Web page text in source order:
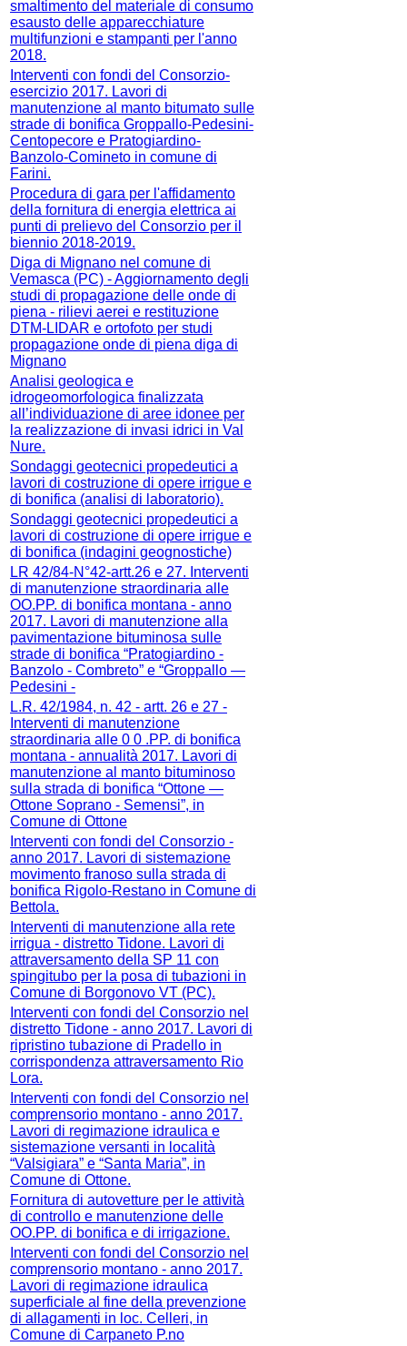
smaltimento del materiale di consumo
esausto delle apparecchiature
multifunzioni e stampanti per l'anno
2018.
Interventi con fondi del Consorzio-
esercizio 2017. Lavori di
manutenzione al manto bitumato sulle
strade di bonifica Groppallo-Pedesini-
Centopecore e Pratogiardino-
Banzolo-Comineto in comune di
Farini.
Procedura di gara per l'affidamento
della fornitura di energia elettrica ai
punti di prelievo del Consorzio per il
biennio 2018-2019.
Diga di Mignano nel comune di
Vemasca (PC) - Aggiornamento degli
studi di propagazione delle onde di
piena - rilievi aerei e restituzione
DTM-LIDAR e ortofoto per studi
propagazione onde di piena diga di
Mignano
Analisi geologica e
idrogeomorfologica finalizzata
all’individuazione di aree idonee per
la realizzazione di invasi idrici in Val
Nure.
Sondaggi geotecnici propedeutici a
lavori di costruzione di opere irrigue e
di bonifica (analisi di laboratorio).
Sondaggi geotecnici propedeutici a
lavori di costruzione di opere irrigue e
di bonifica (indagini geognostiche)
LR 42/84-N°42-artt.26 e 27. Interventi
di manutenzione straordinaria alle
OO.PP. di bonifica montana - anno
2017. Lavori di manutenzione alla
pavimentazione bituminosa sulle
strade di bonifica “Pratogiardino -
Banzolo - Combreto” e “Groppallo —
Pedesini -
L.R. 42/1984, n. 42 - artt. 26 e 27 -
Interventi di manutenzione
straordinaria alle 0 0 .PP. di bonifica
montana - annualità 2017. Lavori di
manutenzione al manto bituminoso
sulla strada di bonifica “Ottone —
Ottone Soprano - Semensi”, in
Comune di Ottone
Interventi con fondi del Consorzio -
anno 2017. Lavori di sistemazione
movimento franoso sulla strada di
bonifica Rigolo-Restano in Comune di
Bettola.
Interventi di manutenzione alla rete
irrigua - distretto Tidone. Lavori di
attraversamento della SP 11 con
spingitubo per la posa di tubazioni in
Comune di Borgonovo VT (PC).
Interventi con fondi del Consorzio nel
distretto Tidone - anno 2017. Lavori di
ripristino tubazione di Pradello in
corrispondenza attraversamento Rio
Lora.
Interventi con fondi del Consorzio nel
comprensorio montano - anno 2017.
Lavori di regimazione idraulica e
sistemazione versanti in località
“Valsigiara” e “Santa Maria”, in
Comune di Ottone.
Fornitura di autovetture per le attività
di controllo e manutenzione delle
OO.PP. di bonifica e di irrigazione.
Interventi con fondi del Consorzio nel
comprensorio montano - anno 2017.
Lavori di regimazione idraulica
superficiale al fine della prevenzione
di allagamenti in loc. Celleri, in
Comune di Carpaneto P.no